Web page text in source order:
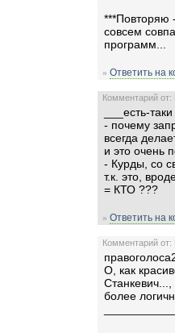
***Повторяю
совсем
программ...
» Ответить на
Комментарий от:
___есть-
- почему
всегда
и это очень
- Курды, со
т.к. это,
= КТО ???
» Ответить на
Комментарий от:
О, как
Станкевич...,
более